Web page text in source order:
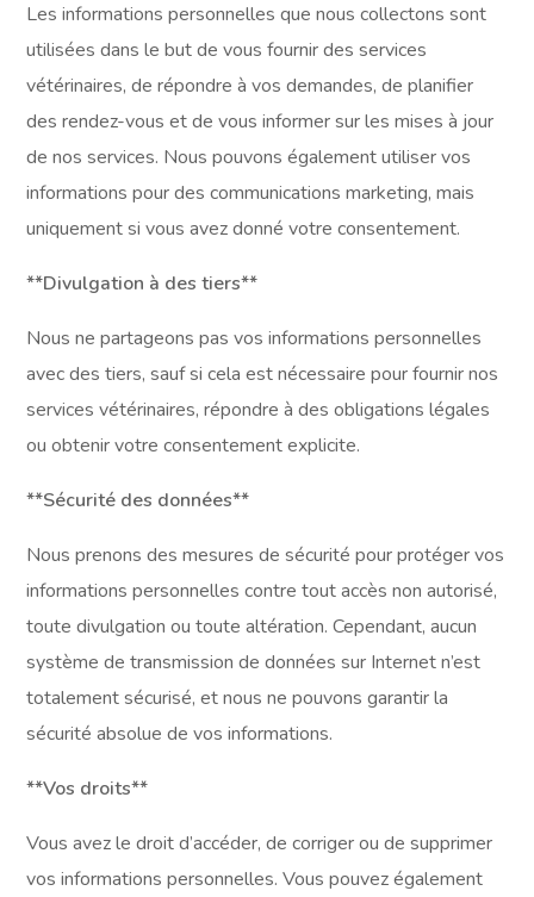
Les informations personnelles que nous collectons sont
utilisées dans le but de vous fournir des services
vétérinaires, de répondre à vos demandes, de planifier
des rendez-vous et de vous informer sur les mises à jour
de nos services. Nous pouvons également utiliser vos
informations pour des communications marketing, mais
uniquement si vous avez donné votre consentement.
**Divulgation à des tiers**
Nous ne partageons pas vos informations personnelles
avec des tiers, sauf si cela est nécessaire pour fournir nos
services vétérinaires, répondre à des obligations légales
ou obtenir votre consentement explicite.
**Sécurité des données**
Nous prenons des mesures de sécurité pour protéger vos
informations personnelles contre tout accès non autorisé,
toute divulgation ou toute altération. Cependant, aucun
système de transmission de données sur Internet n’est
totalement sécurisé, et nous ne pouvons garantir la
sécurité absolue de vos informations.
**Vos droits**
Vous avez le droit d’accéder, de corriger ou de supprimer
vos informations personnelles. Vous pouvez également